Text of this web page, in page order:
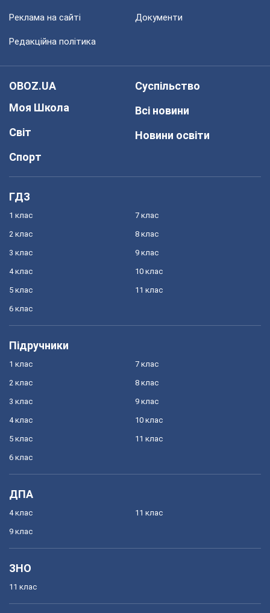
Реклама на сайті Документи
Редакційна політика
OBOZ.UA
Моя Школа
Світ
Спорт
Суспільство
Всі новини
Новини освіти
ГДЗ
1 клас
2 клас
3 клас
4 клас
5 клас
6 клас
7 клас
8 клас
9 клас
10 клас
11 клас
Підручники
1 клас
2 клас
3 клас
4 клас
5 клас
6 клас
7 клас
8 клас
9 клас
10 клас
11 клас
ДПА
4 клас
9 клас
11 клас
ЗНО
11 клас